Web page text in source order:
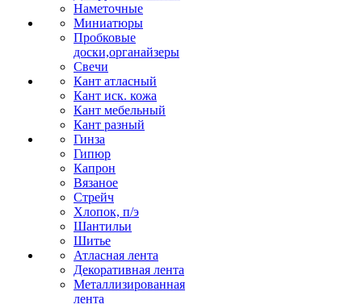
Наметочные
Миниатюры
Пробковые
доски,органайзеры
Свечи
Кант атласный
Кант иск. кожа
Кант мебельный
Кант разный
Гинза
Гипюр
Капрон
Вязаное
Стрейч
Хлопок, п/э
Шантильи
Шитье
Атласная лента
Декоративная лента
Металлизированная
лента